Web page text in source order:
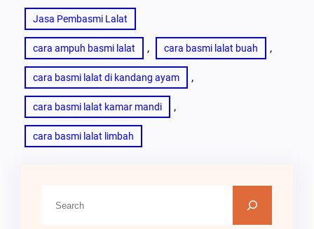
Jasa Pembasmi Lalat
cara ampuh basmi lalat , cara basmi lalat buah ,
cara basmi lalat di kandang ayam ,
cara basmi lalat kamar mandi ,
cara basmi lalat limbah